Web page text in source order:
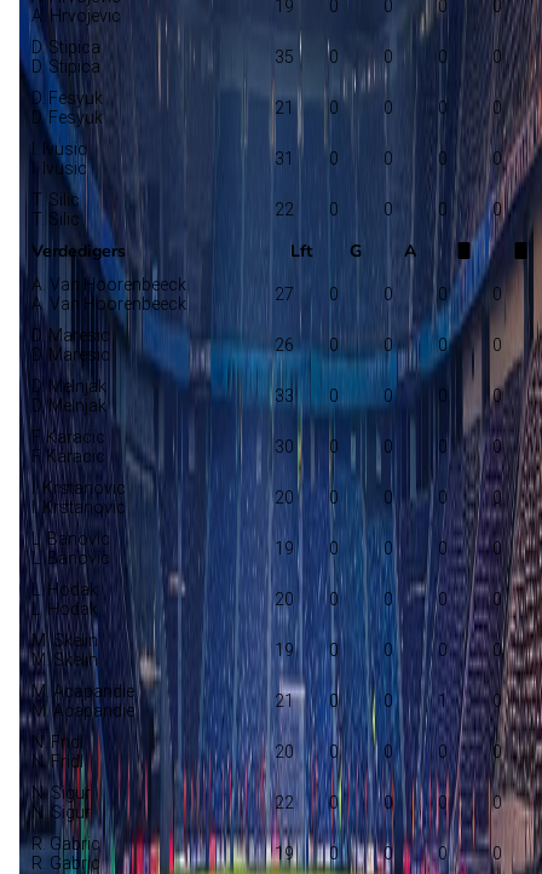
A. Hrvojevic
19 0 0 0 0
D. Stipica
D. Stipica
35 0 0 0 0
D. Fesyuk
D. Fesyuk
21 0 0 0 0
I. Ivusic
I. Ivusic
31 0 0 0 0
T. Silic
T. Silic
22 0 0 0 0
Verdedigers Lft G A
A. Van Hoorenbeeck
A. Van Hoorenbeeck
27 0 0 0 0
D. Maresic
D. Maresic
26 0 0 0 0
D. Melnjak
D. Melnjak
33 0 0 0 0
F. Karacic
F. Karacic
30 0 0 0 0
I. Krstanovic
I. Krstanovic
20 0 0 0 0
L. Banovic
L. Banovic
19 0 0 0 0
L. Hodak
L. Hodak
20 0 0 0 0
M. Skelin
M. Skelin
19 0 0 0 0
M. Acapandie
M. Acapandie
21 0 0 1 0
N. Fridl
N. Fridl
20 0 0 0 0
N. Sigur
N. Sigur
22 0 0 0 0
R. Gabric
R. Gabric
19 0 0 0 0